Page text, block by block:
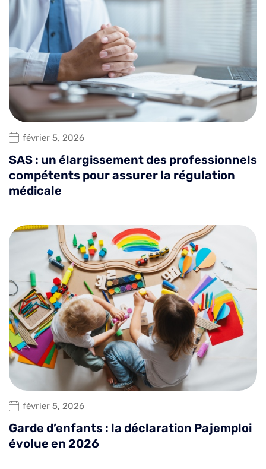
février 5, 2026
SAS : un élargissement des professionnels
compétents pour assurer la régulation
médicale
février 5, 2026
Garde d’enfants : la déclaration Pajemploi
évolue en 2026